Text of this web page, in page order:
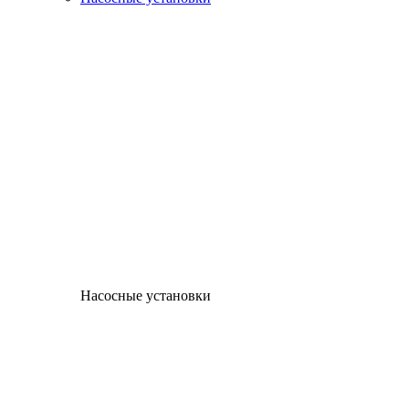
Насосные установки